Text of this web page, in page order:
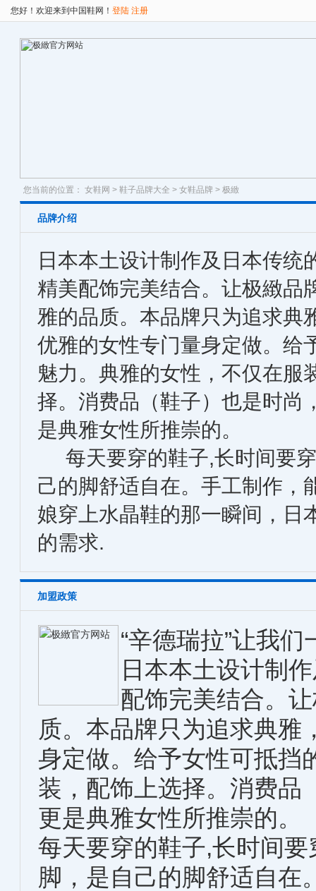
您好！欢迎来到中国鞋网！ 登陆 注册
您当前的位置： 女鞋网 > 鞋子品牌大全 > 女鞋品牌 > 极緻
品牌介绍
日本本土设计制作及日本传统
精美配饰完美结合。让极緻品
雅的品质。本品牌只为追求典
优雅的女性专门量身定做。给
魅力。典雅的女性，不仅在服
择。消费品（鞋子）也是时尚
是典雅女性所推崇的。
每天要穿的鞋子,长时间要
己的脚舒适自在。手工制作，
娘穿上水晶鞋的那一瞬间，日
的需求.
加盟政策
“辛德瑞拉”让我
日本本土设计制
配饰完美结合。
质。本品牌只为追求典雅
身定做。给予女性可抵挡
装，配饰上选择。消费品
更是典雅女性所推崇的。
每天要穿的鞋子,长时间
脚，是自己的脚舒适自在